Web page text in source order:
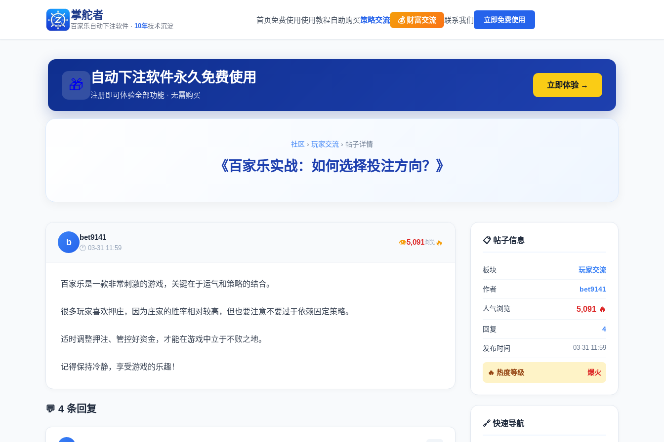
掌舵者
百家乐自动下注软件 · 10年技术沉淀
首页免费使用使用教程自助购买策略交流 💰 财富交流 联系我们 立即免费使用
🎁 自动下注软件永久免费使用
注册即可体验全部功能 · 无需购买
立即体验 →
社区 › 玩家交流 › 帖子详情
《百家乐实战：如何选择投注方向？》
b
bet9141
🕐 03-31 11:59
👁5,091浏览🔥
百家乐是一款非常刺激的游戏，关键在于运气和策略的结合。
很多玩家喜欢押庄，因为庄家的胜率相对较高，但也要注意不要过于依赖固定策略。
适时调整押注、管控好资金，才能在游戏中立于不败之地。
记得保持冷静，享受游戏的乐趣！
💬 4 条回复
📋 帖子信息
板块 玩家交流
作者 bet9141
人气浏览 5,091 🔥
回复 4
发布时间 03-31 11:59
🔥 热度等级 爆火
🔗 快速导航